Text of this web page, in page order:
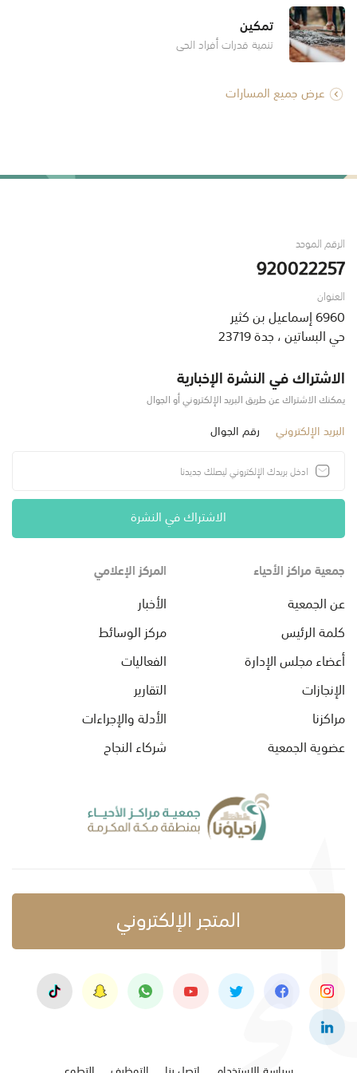
تمكين
تنمية قدرات أفراد الحي
عرض جميع المسارات
الرقم الموحد
920022257
العنوان
6960 إسماعيل بن كثير
حي البساتين ، جدة 23719
الاشتراك في النشرة الإخبارية
يمكنك الاشتراك عن طريق البريد الإلكتروني أو الجوال
البريد الإلكتروني رقم الجوال
الاشتراك في النشرة
جمعية مراكز الأحياء
عن الجمعية
كلمة الرئيس
أعضاء مجلس الإدارة
الإنجازات
مراكزنا
عضوية الجمعية
المركز الإعلامي
الأخبار
مركز الوسائط
الفعاليات
التقارير
الأدلة والإجراءات
شركاء النجاح
المتجر الإلكتروني